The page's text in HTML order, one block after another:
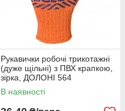
Рукавички робочі трикотажні
(дуже щільні) з ПВХ крапкою,
зірка, ДОЛОНІ 564
В наявності